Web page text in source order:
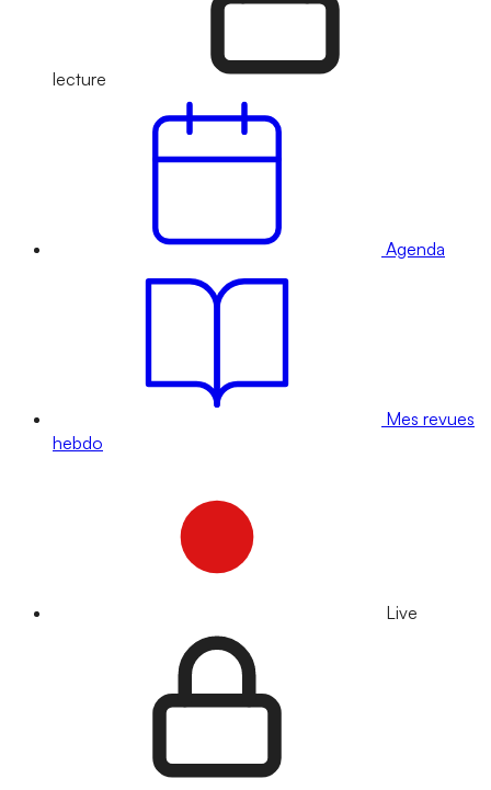
lecture
Agenda
Mes revues
hebdo
Live